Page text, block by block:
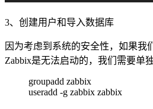
3、创建用户和导入数据库
因为考虑到系统的安全性，如果我
Zabbix是无法启动的，我们需要单
groupadd zabbix
useradd -g zabbix zabbix